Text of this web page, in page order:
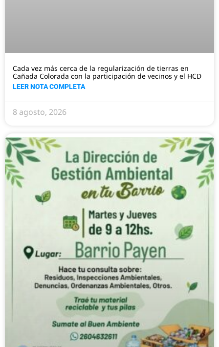
Cada vez más cerca de la regularización de tierras en
Cañada Colorada con la participación de vecinos y el HCD
LEER NOTA COMPLETA
8 agosto, 2026